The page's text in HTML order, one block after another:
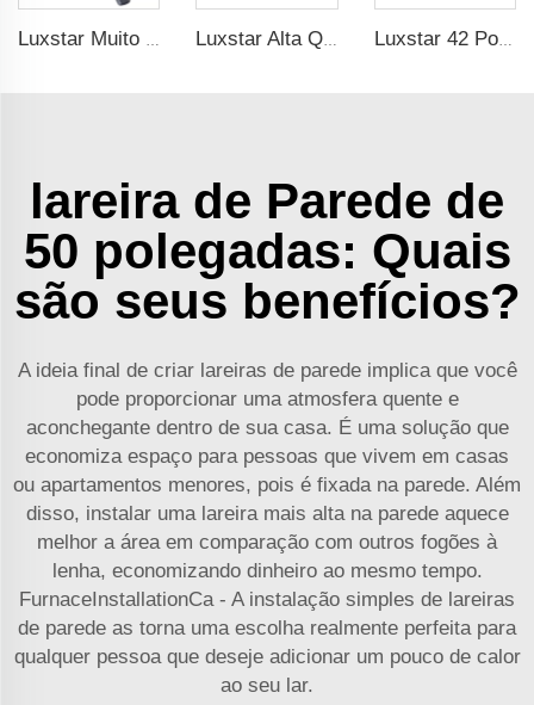
Luxstar Muito Vendido Lareira Elétrica LED Fixada na Parede com 3 Cores de Chamas Reais Suspensa Lareira Elétrica Luxstar Alta Qualidade 42Z Polegadas 3 Lados Mídia Lareira Elétrica Aquecedor com Controle Remoto LED Chama Real 1500W 1-9 Temporizador Luxstar 42 Polegadas Smart Electric Fireplace com Controle via APP Chama Decorativa Fireplaces de Parede
lareira de Parede de
50 polegadas: Quais
são seus benefícios?
A ideia final de criar lareiras de parede implica que você
pode proporcionar uma atmosfera quente e
aconchegante dentro de sua casa. É uma solução que
economiza espaço para pessoas que vivem em casas
ou apartamentos menores, pois é fixada na parede. Além
disso, instalar uma lareira mais alta na parede aquece
melhor a área em comparação com outros fogões à
lenha, economizando dinheiro ao mesmo tempo.
FurnaceInstallationCa - A instalação simples de lareiras
de parede as torna uma escolha realmente perfeita para
qualquer pessoa que deseje adicionar um pouco de calor
ao seu lar.